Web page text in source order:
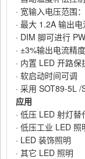
· 宽输入电压范围
· 最大 1.2A 输出电
· DIM 脚可进行
· ±3%输出电流精度
· 内置 LED 开路保
· 软启动时间可调
· 采用 SOT89-5L /
应用
· 低压 LED 射灯替
· 低压工业 LED 照
· LED 装饰照明
· 其它 LED 照明